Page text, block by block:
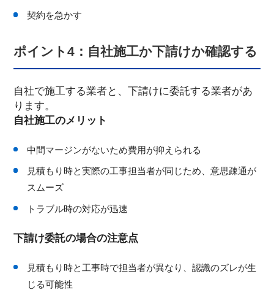
契約を急かす
ポイント4：自社施工か下請けか確認する
自社で施工する業者と、下請けに委託する業者があ
ります。
自社施工のメリット
中間マージンがないため費用が抑えられる
見積もり時と実際の工事担当者が同じため、意思疎通が
スムーズ
トラブル時の対応が迅速
下請け委託の場合の注意点
見積もり時と工事時で担当者が異なり、認識のズレが生
じる可能性